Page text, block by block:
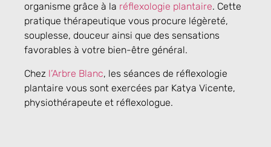
organisme grâce à la réflexologie plantaire. Cette
pratique thérapeutique vous procure légèreté,
souplesse, douceur ainsi que des sensations
favorables à votre bien-être général.
Chez l’Arbre Blanc, les séances de réflexologie
plantaire vous sont exercées par Katya Vicente,
physiothérapeute et réflexologue.